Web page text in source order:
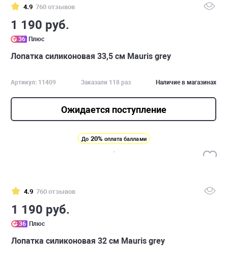
4.9 760 отзывов
1 190 руб.
36 Плюс
Лопатка силиконовая 33,5 см Mauris grey
Артикул: 11409 Заказали 118 раз Наличие в магазинах
Ожидается поступление
До 20% оплата баллами
4.9 760 отзывов
1 190 руб.
36 Плюс
Лопатка силиконовая 32 см Mauris grey